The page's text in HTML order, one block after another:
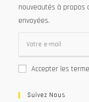
nouveautés à propos
envoyées.
Accepter les
Suivez Nous